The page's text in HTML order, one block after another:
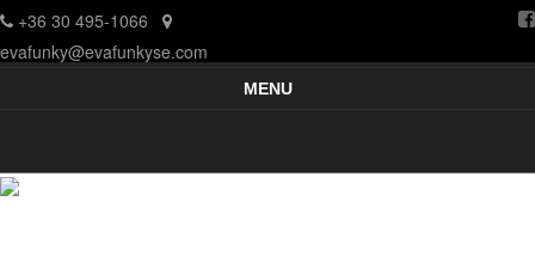
+36 30 495-1066
evafunky@evafunkyse.com
Ritmuscsapatok Országos Táncversenye
Ritmuscsapatok Országos Táncversenye és a Hip-Hop Unite Hungary
MENU